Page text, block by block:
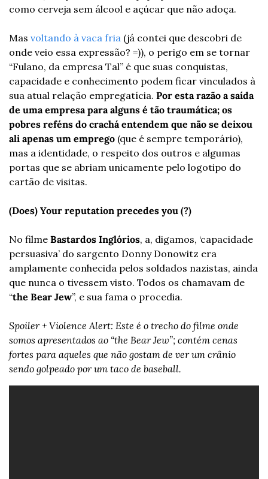
como cerveja sem álcool e açúcar que não adoça.
Mas voltando à vaca fria (já contei que descobri de
onde veio essa expressão? =)), o perigo em se tornar
“Fulano, da empresa Tal” é que suas conquistas,
capacidade e conhecimento podem ficar vinculados à
sua atual relação empregatícia. Por esta razão a saída
de uma empresa para alguns é tão traumática; os
pobres reféns do crachá entendem que não se deixou
ali apenas um emprego (que é sempre temporário),
mas a identidade, o respeito dos outros e algumas
portas que se abriam unicamente pelo logotipo do
cartão de visitas.
(Does) Your reputation precedes you (?)
No filme Bastardos Inglórios, a, digamos, ‘capacidade
persuasiva’ do sargento Donny Donowitz era
amplamente conhecida pelos soldados nazistas, ainda
que nunca o tivessem visto. Todos os chamavam de
“the Bear Jew”, e sua fama o procedia.
Spoiler + Violence Alert: Este é o trecho do filme onde
somos apresentados ao “the Bear Jew”; contém cenas
fortes para aqueles que não gostam de ver um crânio
sendo golpeado por um taco de baseball.